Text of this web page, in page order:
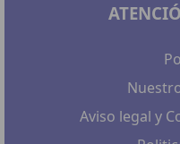
Aviso legal y